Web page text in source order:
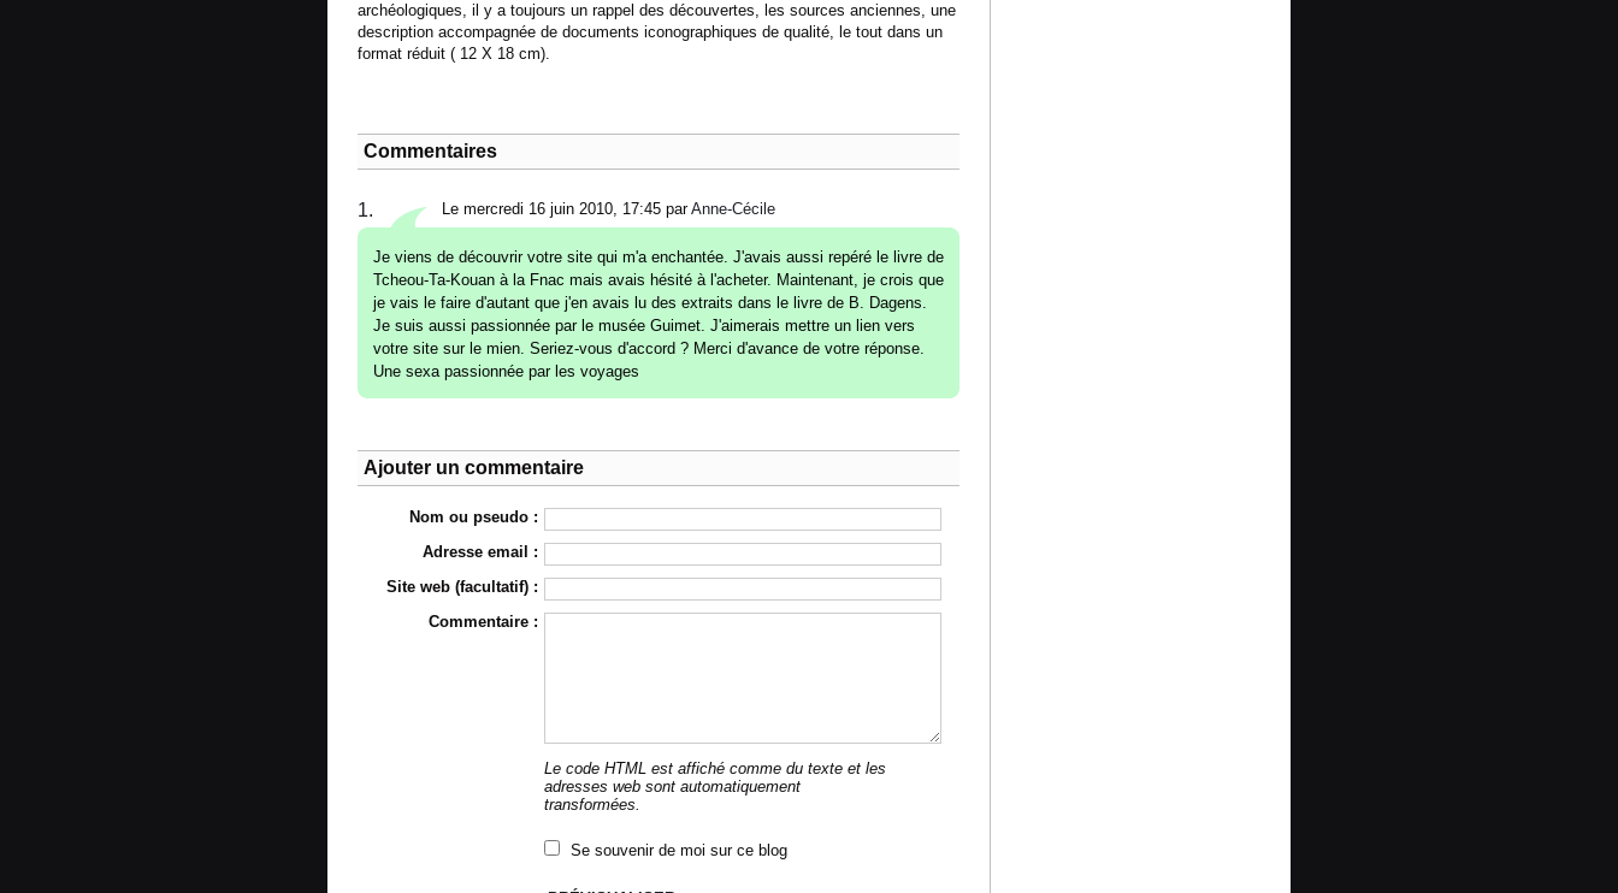
archéologiques, il y a toujours un rappel des découvertes, les sources anciennes, une
description accompagnée de documents iconographiques de qualité, le tout dans un
format réduit ( 12 X 18 cm).
Commentaires
1. Le mercredi 16 juin 2010, 17:45 parAnne-Cécile
Je viens de découvrir votre site qui m'a enchantée. J'avais aussi repéré le livre de
Tcheou-Ta-Kouan à la Fnac mais avais hésité à l'acheter. Maintenant, je crois que
je vais le faire d'autant que j'en avais lu des extraits dans le livre de B. Dagens.
Je suis aussi passionnée par le musée Guimet. J'aimerais mettre un lien vers
votre site sur le mien. Seriez-vous d'accord ? Merci d'avance de votre réponse.
Une sexa passionnée par les voyages
Ajouter un commentaire
Nom ou pseudo :
Adresse email :
Site web (facultatif) :
Commentaire :
Le code HTML est affiché comme du texte et les
adresses web sont automatiquement
transformées.
Se souvenir de moi sur ce blog